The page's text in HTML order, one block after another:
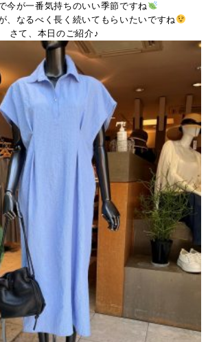
今が一番気持ちのいい季節ですね
、なるべく長く続いてもらいたいですね
さて、本日のご紹介♪